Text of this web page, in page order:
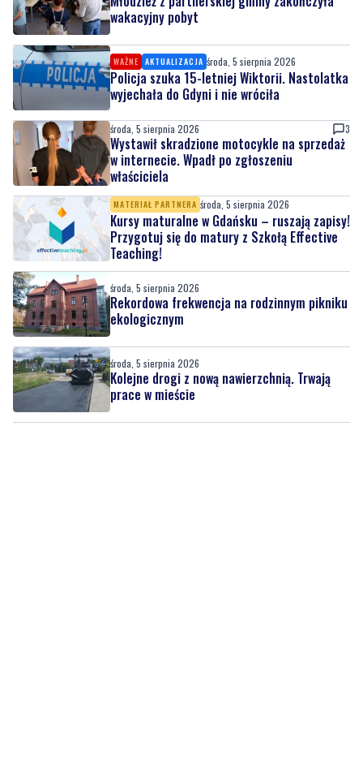
wakacyjny pobyt
WAŻNE AKTUALIZACJA środa, 5 sierpnia 2026
Policja szuka 15-letniej Wiktorii. Nastolatka
wyjechała do Gdyni i nie wróciła
środa, 5 sierpnia 2026 3
Wystawił skradzione motocykle na sprzedaż
w internecie. Wpadł po zgłoszeniu
właściciela
MATERIAŁ PARTNERA środa, 5 sierpnia 2026
Kursy maturalne w Gdańsku – ruszają zapisy!
Przygotuj się do matury z Szkołą Effective
Teaching!
środa, 5 sierpnia 2026
Rekordowa frekwencja na rodzinnym pikniku
ekologicznym
środa, 5 sierpnia 2026
Kolejne drogi z nową nawierzchnią. Trwają
prace w mieście